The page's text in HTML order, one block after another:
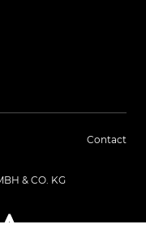
Contact
& CO. KG